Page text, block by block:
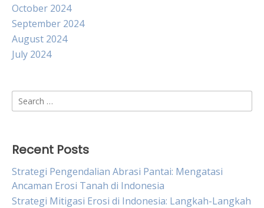
October 2024
September 2024
August 2024
July 2024
Search
for:
Recent Posts
Strategi Pengendalian Abrasi Pantai: Mengatasi
Ancaman Erosi Tanah di Indonesia
Strategi Mitigasi Erosi di Indonesia: Langkah-Langkah